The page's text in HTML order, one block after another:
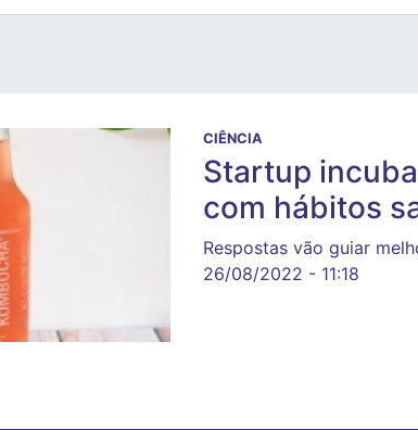
CIÊNCIA
Startup
com hábitos
Respostas vão guiar
26/08/2022 - 11:18